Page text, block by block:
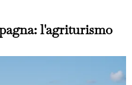
l'agriturismo